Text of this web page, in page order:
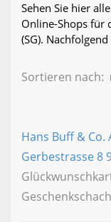
Sehen Sie hier
Online-Shops für
(SG).
Sortieren nach:
Hans Buff & Co.
Gerbestrasse 8